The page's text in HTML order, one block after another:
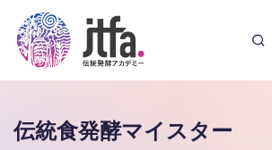
伝統食発酵マイスター